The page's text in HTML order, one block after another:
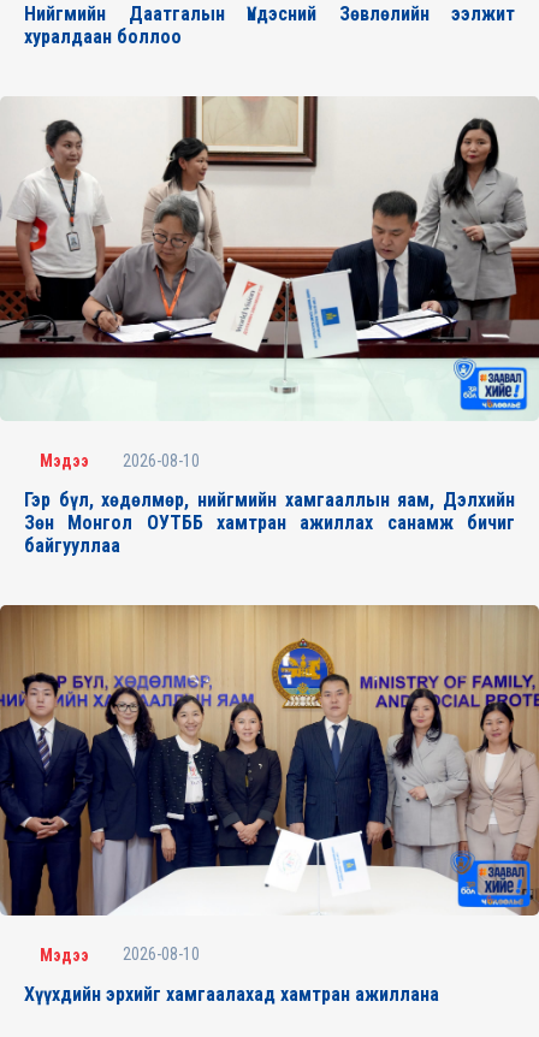
Нийгмийн Даатгалын Үндэсний Зөвлөлийн ээлжит
хуралдаан боллоо
Мэдээ 2026-08-10
Гэр бүл, хөдөлмөр, нийгмийн хамгааллын яам, Дэлхийн
Зөн Монгол ОУТББ хамтран ажиллах санамж бичиг
байгууллаа
Мэдээ 2026-08-10
Хүүхдийн эрхийг хамгаалахад хамтран ажиллана